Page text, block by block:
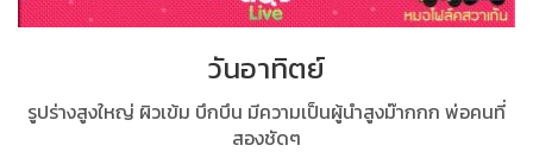
วันอาทิตย์
รูปร่างสูงใหญ่ ผิวเข้ม บึกบึน มีความเป็นผู้นำสูงม๊ากกก พ่อคนที่
สองชัดๆ